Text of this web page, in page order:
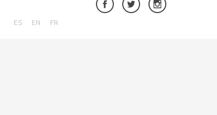
ES EN FR